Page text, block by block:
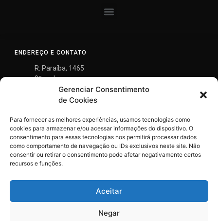
Gerenciar Consentimento
de Cookies
Para fornecer as melhores experiências, usamos tecnologias como
cookies para armazenar e/ou acessar informações do dispositivo. O
consentimento para essas tecnologias nos permitirá processar dados
como comportamento de navegação ou IDs exclusivos neste site. Não
consentir ou retirar o consentimento pode afetar negativamente certos
recursos e funções.
Aceitar
Negar
ENDEREÇO E CONTATO
R. Paraíba, 1465
9º andar
Savassi, Belo Horizonte
MG - 30.130-148
gontijo@gontijomendes.com.br